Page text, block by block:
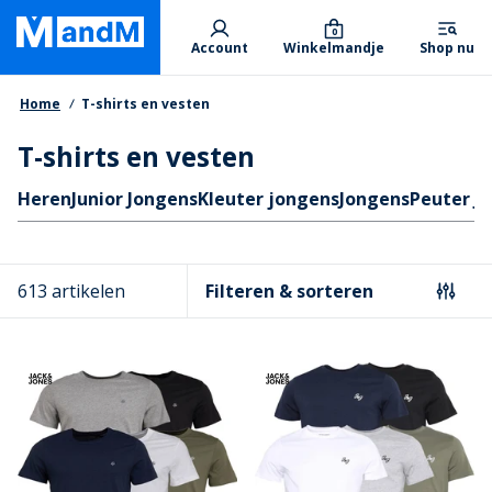
Skip
main
content
Primary departments
Account Winkelmandje
0
Shop nu
Kruimelpad
Home T-shirts en vesten
T-shirts en vesten
Quicklinks
HerenJunior JongensKleuter jongensJongensPeuter
613 artikelen Filteren & sorteren